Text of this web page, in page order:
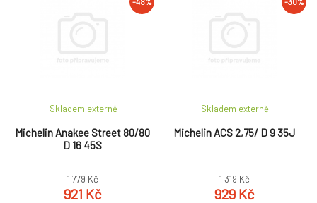
Michelin Anakee Street 80/80
D 16 45S
Skladem externě
1 779 Kč
921 Kč
Michelin ACS 2,75/ D 9 35J
Skladem externě
1 319 Kč
929 Kč